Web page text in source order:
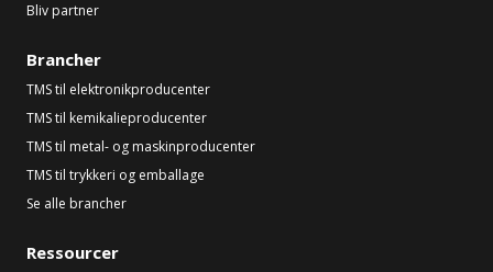
Bliv partner
Brancher
TMS til elektronikproducenter
TMS til kemikalieproducenter
TMS til metal- og maskinproducenter
TMS til trykkeri og emballage
Se alle brancher
Ressourcer